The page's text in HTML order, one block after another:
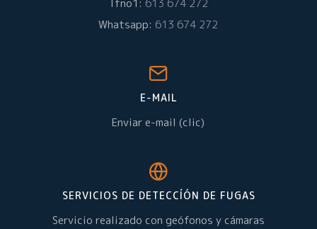
Tfno1: 613 674 272
Whatsapp: 613 674 272
E-MAIL
Enviar e-mail (clic)
SERVICIOS DE DETECCÍÓN DE FUGAS
Servicio realizado con geófonos y cámaras